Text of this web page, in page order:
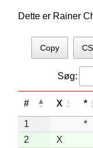
Dette er Rainer
Copy
Søg:
# X *
1 *
2
X